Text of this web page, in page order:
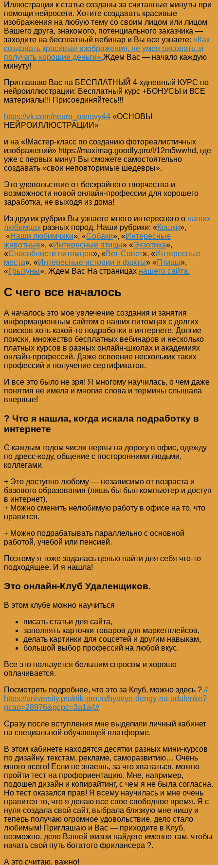
Иллюстрации к статье созданы за считанные минуты при
помощи нейросети. Хотите создавать красивые
изображения на любую тему со своим лицом или лицом
Вашего друга, знакомого, потенциального заказчика —
заходите на бесплатный вебинар и Вы все узнаете: «Как
создавать красивые изображения, не умея рисовать, и
получать хорошие деньги».Ждем Вас — начало каждую
минуту!
Приглашаю Вас на БЕСПЛАТНЫЙ 4-хдневный КУРС по
нейроиллюстрации: Бесплатный курс +БОНУСЫ и ВСЕ
материалы!!! Присоединяйтесь!!!
https://vk.com/neuro_osnovy44 «ОСНОВЫ
НЕЙРОИЛЛЮСТРАЦИИ»
и на «!Мастер-класс по созданию фотореалистичных
изображений» https://maximag.goodly.pro/l/12m5wwhd, где
уже с первых минут Вы сможете самостоятельно
создавать «свои неповторимые шедевры».
Это удовольствие от бескрайнего творчества и
возможности новой онлайн-профессии для хорошего
заработка, не выходя из дома!
Из других рубрик Вы узнаете много интересного о наших
любимцах разных пород. Наши рубрики: «Кошки»,
«Наши любимчики», «Собаки», «Интересные
животные», «Интересные птицы» «Экзотика»,
«Способности питомцев», «Вет-Совет», «Интересные
места», «Интересные истории и факты» «Птицы»,
«Грызуны». Ждем Вас На страницах нашего сайта.
С чего все началось
А началось это мое увлечение создания и занятия
информационным сайтом о наших питомцах с долгих
поисков хоть какой-то подработки в интернете. Долгие
поиски, множество бесплатных вебинаров и несколько
платных курсов в разных онлайн-школах и академиях
онлайн-профессий. Даже освоение нескольких таких
профессий и получение сертификатов.
И все это было не зря! Я многому научилась, о чем даже
понятия не имела и многие слова и термины слышала
впервые!
? Что я нашла, когда искала подработку в
интернете
С каждым годом числи нервы на дорогу в офис, одежду
по дресс-коду, общение с посторонними людьми,
коллегами.
+ Это доступно любому — независимо от возраста и
базового образования (лишь бы был компьютер и доступ
в интернет).
+ Можно сменить нелюбимую работу в офисе на то, что
нравится.
+ Можно подрабатывать параллельно с основной
работой, учебой или пенсией.
Поэтому я тоже задалась целью найти для себя что-то
подходящее. И я нашла!
Это онлайн-Клуб Удаленщиков.
В этом клубе можно научиться
писать статьи для сайта,
заполнять карточки товаров для маркетплейсов,
делать картинки для соцсетей и другим навыкам,
большой выбор профессий на любой вкус.
Все это пользуется большим спросом и хорошо
оплачивается.
Посмотреть подробнее, что это за Клуб, можно здесь ? //
https://university.praktik-pro.ru/bystrye-dengy-na-udalenke?
gcao=28976&gcpc=3a1a4//
Сразу после вступления мне выделили личный кабинет
на специальной обучающей платформе.
В этом кабинете находятся десятки разных мини-курсов
по дизайну, текстам, рекламе, саморазвитию… Очень
много всего! Если не знаешь, за что хвататься, можно
пройти тест на профориентацию. Мне, например,
подошел дизайн и копирайтинг, с чем я не была согласна.
Но тест оказался прав! Я всему научилась и мне очень
нравится то, что я делаю все свое свободное время. Я с
нуля создала свой сайт, выбрала близкую мне нишу и
теперь получаю огромное удовольствие, дело стало
любимым! Приглашаю и Вас — приходите в Клуб,
возможно, дело Вашей жизни найдете именно там, чтобы
начать свой путь богатого фрилансера ?.
А это,считаю, важно!